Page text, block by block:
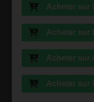
Acheter sur
Acheter sur
Acheter sur
Acheter sur